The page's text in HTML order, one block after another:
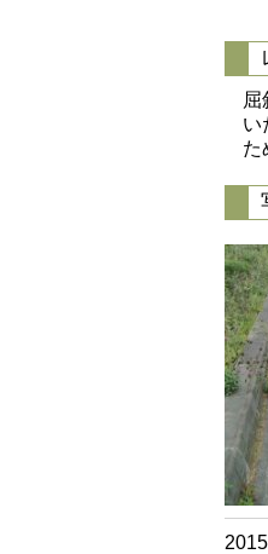
屈
い
た